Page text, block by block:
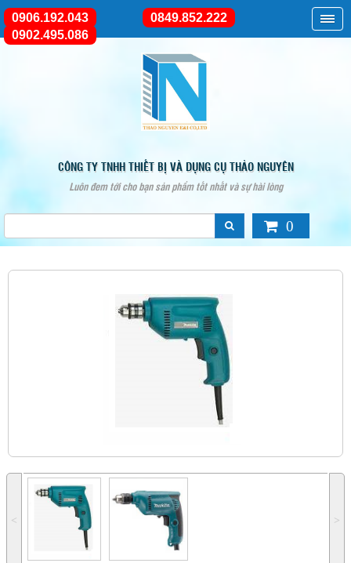
CÔNG TY TNHH THIẾT BỊ VÀ DỤNG CỤ THẢO NGUYÊN
Luôn đem tới cho bạn sản phẩm tốt nhất và sự hài lòng
0906.192.043
0849.852.222
0902.495.086
0
˂ ˃